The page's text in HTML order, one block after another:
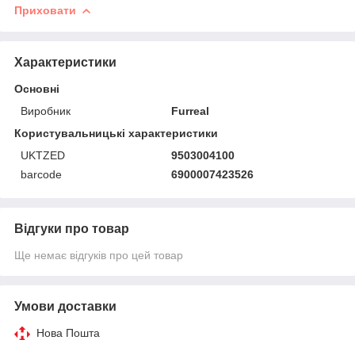
Приховати
Характеристики
Основні
Виробник
Furreal
Користувальницькі характеристики
UKTZED
9503004100
barcode
6900007423526
Відгуки про товар
Ще немає відгуків про цей товар
Умови доставки
Нова Пошта